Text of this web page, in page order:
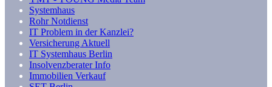
Systemhaus
Rohr Notdienst
IT Problem in der Kanzlei?
Versicherung Aktuell
IT Systemhaus Berlin
Insolvenzberater Info
Immobilien Verkauf